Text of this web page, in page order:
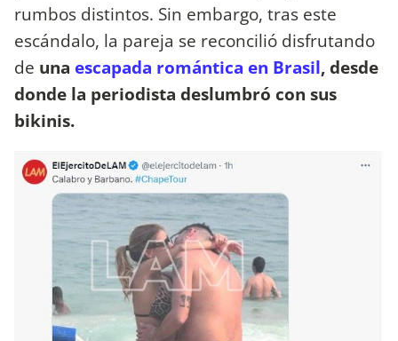
rumbos distintos. Sin embargo, tras este
escándalo, la pareja se reconcilió disfrutando
de una escapada romántica en Brasil, desde
donde la periodista deslumbró con sus
bikinis.